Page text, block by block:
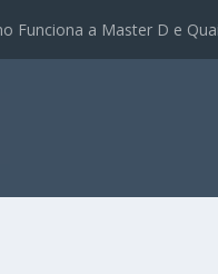
Funciona a Master D e